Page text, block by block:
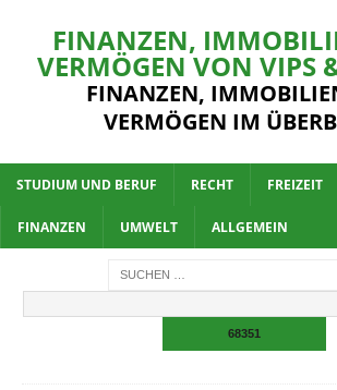
FINANZEN,
VERMÖGEN VON VIPS
FINANZEN,
VERMÖGEN IM
STUDIUM UND BERUF RECHT FREIZEIT
FINANZEN UMWELT ALLGEMEIN